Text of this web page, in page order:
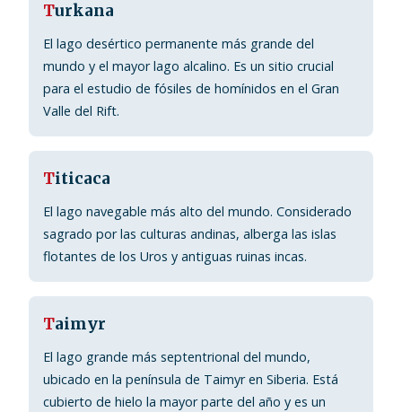
Turkana
El lago desértico permanente más grande del
mundo y el mayor lago alcalino. Es un sitio crucial
para el estudio de fósiles de homínidos en el Gran
Valle del Rift.
Titicaca
El lago navegable más alto del mundo. Considerado
sagrado por las culturas andinas, alberga las islas
flotantes de los Uros y antiguas ruinas incas.
Taimyr
El lago grande más septentrional del mundo,
ubicado en la península de Taimyr en Siberia. Está
cubierto de hielo la mayor parte del año y es un